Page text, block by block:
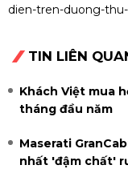
dien-tren-duong-thu-
TIN LIÊN
Khách Việt mua
tháng đầu năm
Maserati
nhất 'đậm chất'